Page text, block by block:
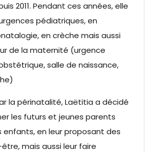
2011. Pendant ces années, elle
pédiatriques, en
en crèche mais aussi
de la maternité (urgence
salle de naissance,
la périnatalité, Laëtitia a décidé
les futurs et jeunes parents
enfants, en leur proposant des
mais aussi leur faire